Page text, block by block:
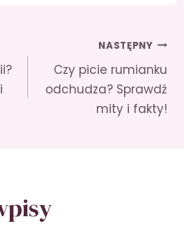
NASTĘPNY
Czy picie rumianku
odchudza? Sprawdź
mity i fakty!